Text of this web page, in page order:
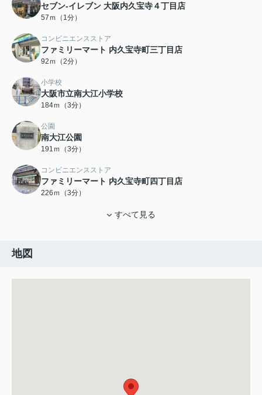
セブン-イレブン 大阪内久宝寺４丁目店
57ｍ（1分）
コンビニエンスストア
ファミリーマート 内久宝寺町三丁目店
92ｍ（2分）
小学校
大阪市立南大江小学校
184ｍ（3分）
公園
南大江公園
191ｍ（3分）
コンビニエンスストア
ファミリーマート 内久宝寺町四丁目店
226ｍ（3分）
すべて見る
地図